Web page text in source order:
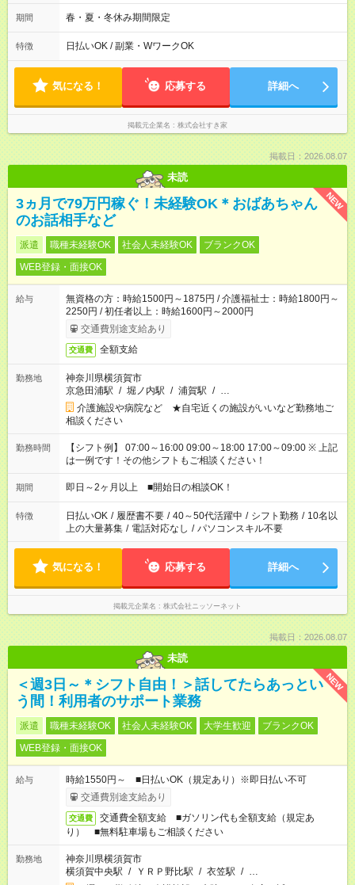
週2日～・1日2h～OK◎ ※22:00から翌5:00までは18歳以上の方
のみ勤務可能です（18歳未満の深夜業務禁止のため） ★深夜で
す。 必ず、2名以上での勤務を行いますので、安心して働けま
す。
期間 春・夏・冬休み期間限定
特徴 日払いOK / 副業・WワークOK
気になる！ 応募する 詳細へ
掲載元企業名 株式会社すき家
掲載日：2026.08.07
未読
NEW
3ヵ月で79万円稼ぐ！未経験OK＊おばあちゃん
のお話相手など
派遣 職種未経験OK 社会人未経験OK
ブランクOK
WEB登録・面接OK
給与
無資格の方：時給1500円～1875円 / 介護福祉士：時給1800円～
2250円 / 初任者以上：時給1600円～2000円
交通費別途支給あり
交通費 全額支給
勤務地
神奈川県横須賀市
京急田浦駅 / 堀ノ内駅 / 浦賀駅 / …
介護施設や病院など ★自宅近くの施設がいいなど勤務地ご
相談ください
勤務時間
【シフト例】 07:00～16:00 09:00～18:00 17:00～09:00 ※ 上記
は一例です！その他シフトもご相談ください！
期間 即日～2ヶ月以上 ■開始日の相談OK！
特徴 日払いOK / 履歴書不要 / 40～50代活躍中 / シフト勤務 / 10名以
上の大量募集 / 電話対応なし / パソコンスキル不要
気になる！ 応募する 詳細へ
掲載元企業名 株式会社ニッソーネット
掲載日：2026.08.07
未読
NEW
＜週3日～＊シフト自由！＞話してたらあっとい
う間！利用者のサポート業務
派遣 職種未経験OK 社会人未経験OK 大学生歓迎
ブランクOK
WEB登録・面接OK
給与
時給1550円～ ■日払いOK（規定あり）※即日払い不可
交通費別途支給あり
交通費
交通費全額支給 ■ガソリン代も全額支給（規定あ
り） ■無料駐車場もご相談ください
勤務地
神奈川県横須賀市
横須賀中央駅 / ＹＲＰ野比駅 / 衣笠駅 / …